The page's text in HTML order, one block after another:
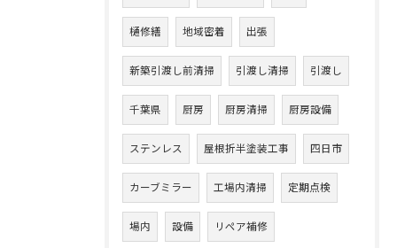
樋修繕 地域密着 出張
新築引渡し前清掃 引渡し清掃 引渡し
千葉県 厨房 厨房清掃 厨房設備
ステンレス 屋根折半塗装工事 四日市
カーブミラー 工場内清掃 定期点検
場内 設備 リペア補修